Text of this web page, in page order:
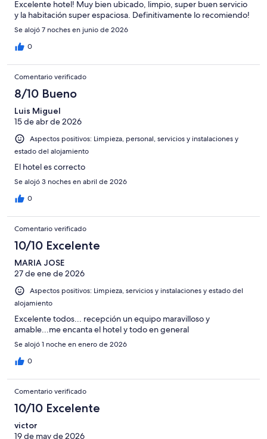
Excelente hotel! Muy bien ubicado, limpio, super buen servicio
y la habitación super espaciosa. Definitivamente lo recomiendo!
Se alojó 7 noches en junio de 2026
0
Comentario verificado
8/10 Bueno
Luis Miguel
15 de abr de 2026
Aspectos positivos: Limpieza, personal, servicios y instalaciones y
estado del alojamiento
El hotel es correcto
Se alojó 3 noches en abril de 2026
0
Comentario verificado
10/10 Excelente
MARIA JOSE
27 de ene de 2026
Aspectos positivos: Limpieza, servicios y instalaciones y estado del
alojamiento
Excelente todos... recepción un equipo maravilloso y
amable...me encanta el hotel y todo en general
Se alojó 1 noche en enero de 2026
0
Comentario verificado
10/10 Excelente
victor
19 de may de 2026